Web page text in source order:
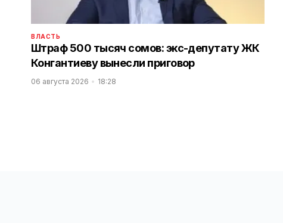
ВЛАСТЬ
Штраф 500 тысяч сомов: экс-депутату ЖК
Конгантиеву вынесли приговор
06 августа 2026 18:28